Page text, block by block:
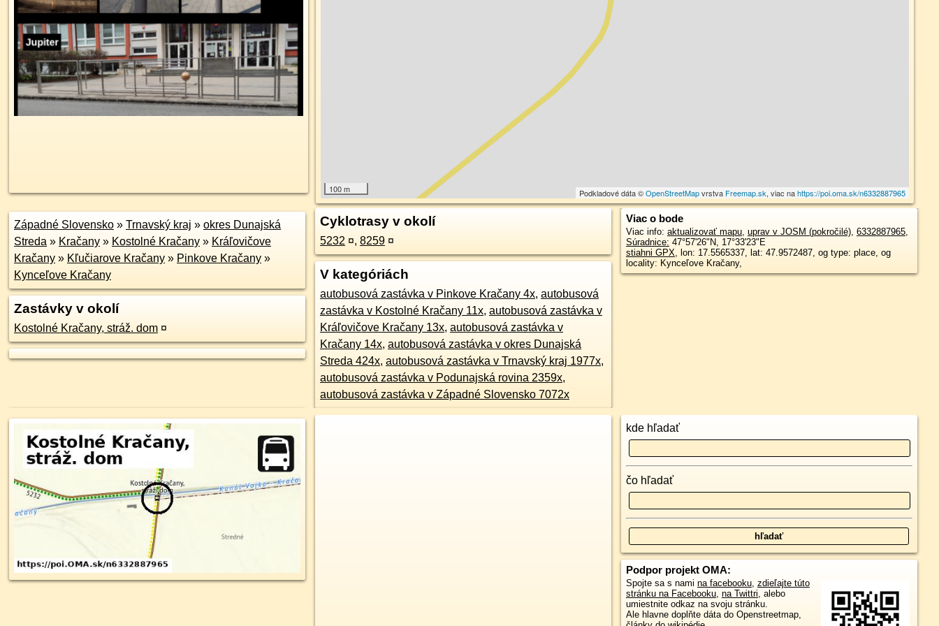
100 m Podkladové dáta ©OpenStreetMapvrstva Freemap.sk, viac nahttps://poi.oma.sk/n6332887965
Západné Slovensko » Trnavský kraj » okres Dunajská
Streda » Kračany » Kostolné Kračany » Kráľovičove
Kračany » Kľučiarove Kračany » Pinkove Kračany »
Kynceľove Kračany
Zastávky v okolí
Kostolné Kračany, stráž. dom ¤
Cyklotrasy v okolí
5232 ¤, 8259 ¤
V kategóriách
autobusová zastávka v Pinkove Kračany 4x, autobusová
zastávka v Kostolné Kračany 11x, autobusová zastávka v
Kráľovičove Kračany 13x, autobusová zastávka v
Kračany 14x, autobusová zastávka v okres Dunajská
Streda 424x, autobusová zastávka v Trnavský kraj 1977x,
autobusová zastávka v Podunajská rovina 2359x,
autobusová zastávka v Západné Slovensko 7072x
Viac o bode
Viac info: aktualizovať mapu, uprav v JOSM (pokročilé), 6332887965,
Súradnice: 47°57'26"N, 17°33'23"E
stiahni GPX, lon: 17.5565337, lat: 47.9572487, og type: place, og
locality: Kynceľove Kračany,
kde hľadať
čo hľadať
Podpor projekt OMA:
Spojte sa s nami na facebooku, zdieľajte túto
stránku na Facebooku, na Twittri, alebo
umiestnite odkaz na svoju stránku.
Ale hlavne doplňte dáta do Openstreetmap,